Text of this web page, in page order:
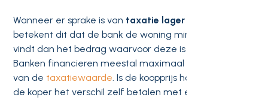
Wanneer er sprake is van taxatie lager dan koopprijs
betekent dit dat de bank de woning minder waard
vindt dan het bedrag waarvoor deze is verkocht.
Banken financieren meestal maximaal 100 procent
van de taxatiewaarde. Is de koopprijs hoger, dan moet
de koper het verschil zelf betalen met eigen geld.